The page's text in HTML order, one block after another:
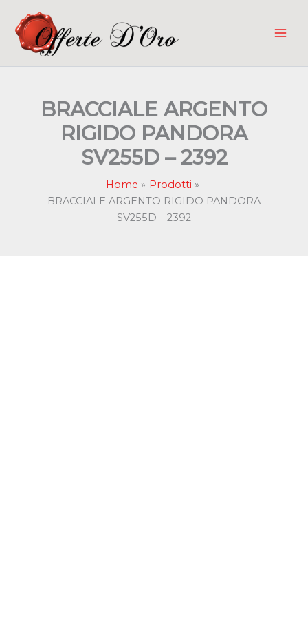
contenuto
BRACCIALE ARGENTO
RIGIDO PANDORA
SV255D – 2392
Home
Prodotti
BRACCIALE ARGENTO RIGIDO PANDORA
SV255D – 2392